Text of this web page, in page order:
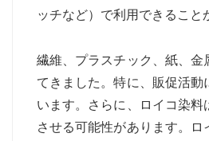
ッチなど）で利用できるこ
繊維、プラスチック、紙、
てきました。特に、販促活
います。さらに、ロイコ染
させる可能性があります。